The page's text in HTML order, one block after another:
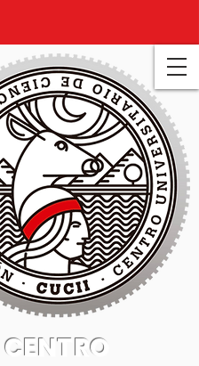
CENTRO